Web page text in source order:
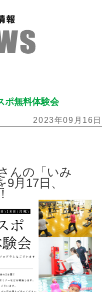
ポ無料体験会
2023年09月16日
んの「いみ
月17日、